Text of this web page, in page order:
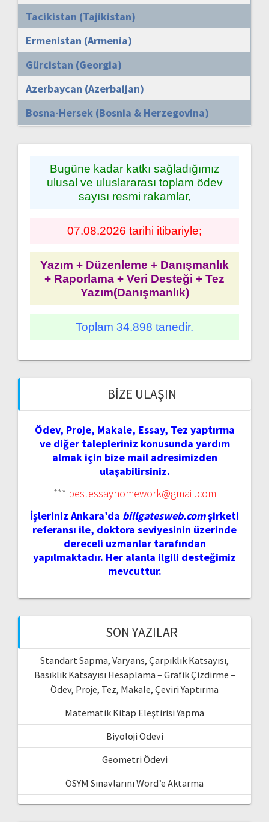
Tacikistan (Tajikistan)
Ermenistan (Armenia)
Gürcistan (Georgia)
Azerbaycan (Azerbaijan)
Bosna-Hersek (Bosnia & Herzegovina)
Bugüne kadar katkı sağladığımız
ulusal ve uluslararası toplam ödev
sayısı resmi rakamlar,
07.08.2026 tarihi itibariyle;
Yazım + Düzenleme + Danışmanlık
+ Raporlama + Veri Desteği + Tez
Yazım(Danışmanlık)
Toplam 34.898 tanedir.
BIZE ULAŞIN
Ödev, Proje, Makale, Essay, Tez yaptırma
ve diğer talepleriniz konusunda yardım
almak için bize mail adresimizden
ulaşabilirsiniz.
*** bestessayhomework@gmail.com
İşleriniz Ankara’da billgatesweb.comşirketi
referansı ile, doktora seviyesinin üzerinde
dereceli uzmanlar tarafından
yapılmaktadır. Her alanla ilgili desteğimiz
mevcuttur.
SON YAZILAR
Standart Sapma, Varyans, Çarpıklık Katsayısı,
Basıklık Katsayısı Hesaplama – Grafik Çizdirme –
Ödev, Proje, Tez, Makale, Çeviri Yaptırma
Matematik Kitap Eleştirisi Yapma
Biyoloji Ödevi
Geometri Ödevi
ÖSYM Sınavlarını Word’e Aktarma